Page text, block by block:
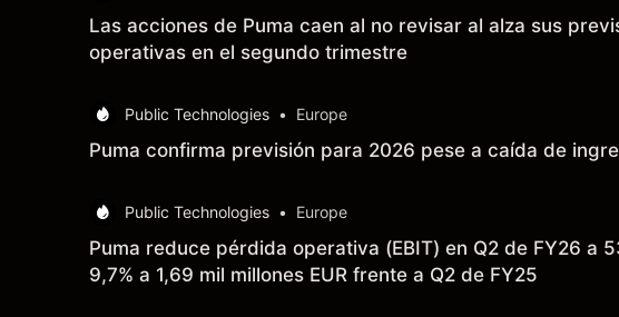
Las acciones de Puma caen al no revisar al alza sus
operativas en el segundo trimestre
Public Technologies • Europe
Puma confirma previsión para 2026 pese a caída de
Public Technologies • Europe
Puma reduce pérdida operativa (EBIT) en Q2 de FY26 a
9,7% a 1,69 mil millones EUR frente a Q2 de FY25